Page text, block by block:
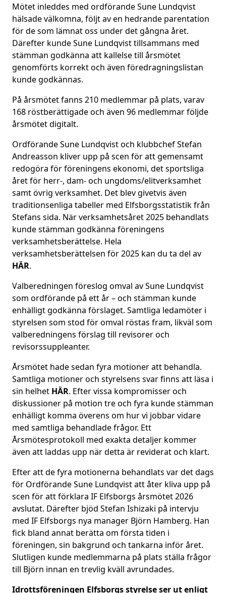
Mötet inleddes med ordförande Sune Lundqvist
hälsade välkomna, följt av en hedrande parentation
för de som lämnat oss under det gångna året.
Därefter kunde Sune Lundqvist tillsammans med
stämman godkänna att kallelse till årsmötet
genomförts korrekt och även föredragningslistan
kunde godkännas.
På årsmötet fanns 210 medlemmar på plats, varav
168 röstberättigade och även 96 medlemmar följde
årsmötet digitalt.
Ordförande Sune Lundqvist och klubbchef Stefan
Andreasson kliver upp på scen för att gemensamt
redogöra för föreningens ekonomi, det sportsliga
året för herr-, dam- och ungdoms/elitverksamhet
samt övrig verksamhet. Det blev givetvis även
traditionsenliga tabeller med Elfsborgsstatistik från
Stefans sida. När verksamhetsåret 2025 behandlats
kunde stämman godkänna föreningens
verksamhetsberättelse. Hela
verksamhetsberättelsen för 2025 kan du ta del av
HÄR.
Valberedningen föreslog omval av Sune Lundqvist
som ordförande på ett år – och stämman kunde
enhälligt godkänna förslaget. Samtliga ledamöter i
styrelsen som stod för omval röstas fram, likväl som
valberedningens förslag till revisorer och
revisorssuppleanter.
Årsmötet hade sedan fyra motioner att behandla.
Samtliga motioner och styrelsens svar finns att läsa i
sin helhet HÄR. Efter vissa kompromisser och
diskussioner på motion tre och fyra kunde stämman
enhälligt komma överens om hur vi jobbar vidare
med samtliga behandlade frågor. Ett
Årsmötesprotokoll med exakta detaljer kommer
även att laddas upp när detta är reviderat och klart.
Efter att de fyra motionerna behandlats var det dags
för Ordförande Sune Lundqvist att åter kliva upp på
scen för att förklara IF Elfsborgs årsmötet 2026
avslutat. Därefter bjöd Stefan Ishizaki på intervju
med IF Elfsborgs nya manager Björn Hamberg. Han
fick bland annat berätta om första tiden i
föreningen, sin bakgrund och tankarna inför året.
Slutligen kunde medlemmarna på plats ställa frågor
till Björn innan en trevlig kväll avrundades.
Idrottsföreningen Elfsborgs styrelse ser ut enligt